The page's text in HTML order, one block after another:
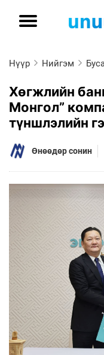
Нүүр Нийгэм
Хөгжлийн
Монгол”
түншлэлийн
Өнөөдөр сонин